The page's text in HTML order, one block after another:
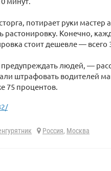
потирает руки мастер
растонировку. Конечно,
стоит дешевле — всего
людей, —
штрафовать водителей
75 процентов.
Россия, Москва